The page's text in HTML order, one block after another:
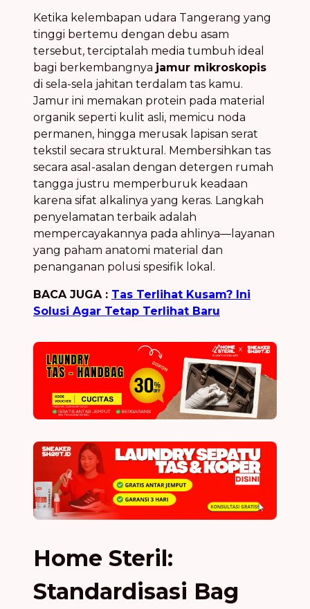
Ketika kelembapan udara Tangerang yang
tinggi bertemu dengan debu asam
tersebut, terciptalah media tumbuh ideal
bagi berkembangnya jamur mikroskopis
di sela-sela jahitan terdalam tas kamu.
Jamur ini memakan protein pada material
organik seperti kulit asli, memicu noda
permanen, hingga merusak lapisan serat
tekstil secara struktural. Membersihkan tas
secara asal-asalan dengan detergen rumah
tangga justru memperburuk keadaan
karena sifat alkalinya yang keras. Langkah
penyelamatan terbaik adalah
mempercayakannya pada ahlinya—layanan
yang paham anatomi material dan
penanganan polusi spesifik lokal.
BACA JUGA : Tas Terlihat Kusam? Ini
Solusi Agar Tetap Terlihat Baru
Home Steril:
Standardisasi Bag